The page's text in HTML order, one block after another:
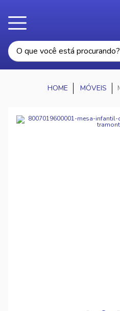
MÓVEIS